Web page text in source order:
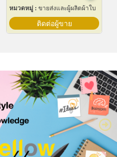
หมวดหมู่ : ขายส่งและผู้ผลิตผ้าใบ
ติดต่อผู้ขาย